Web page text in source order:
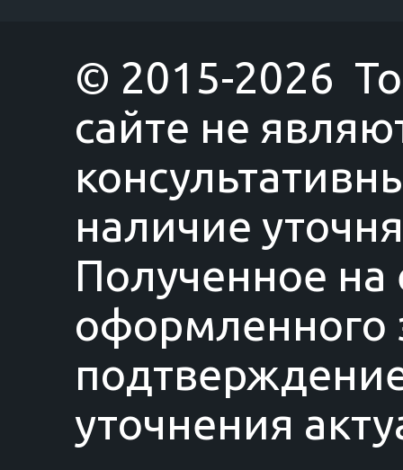
© 2015-2026
сайте не
наличие
Полученное на
оформленного
уточнения